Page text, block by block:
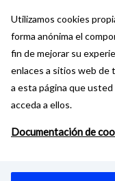
Utilizamos cookies
forma anónima el
fin de mejorar su
enlaces a sitios web de
a esta página que
acceda a ellos.
Documentación de